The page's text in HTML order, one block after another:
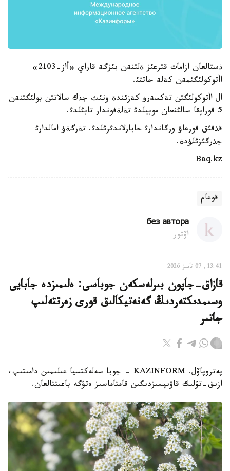
ذستالعان ازامات قئرعئز ةلئنةن بئزگة قاراي «أاز-2103»
اأتوكولئگئمةن كةلة جاتتئ.
ال اأتوكولئگئن تةكسةرؤ كةزئندة ونئث جذك سالاتئن بولئگئنةن
5 قوراپقا سالئنعان موبيلدئ تةلةفوندار تابئلدئ.
قذقئق قورعاؤ ورگاندارئ حابارلاندئرئلدئ. تةرگةؤ امالدارئ
جذرگئزئلؤدة.
Baq.kz
قوعام
без автора
اۆتور
13:41, 07 تامىز 2026
قازاق-جاپون بىرلەسكەن جوباسى: ەلىمىزدە جابايى
وسىمدىكتەردىڭ گەنەتيكالىق قورى زەرتتەلىپ
جاتىر
پەتروپاۆل. KAZINFORM - جوبا سەلەكتسيا عىلىمىن دامىتىپ،
ازىق-تۇلىك قاۋىپسىزدىگىن قامتاماسىز ەتۋگە باعىتتالعان.